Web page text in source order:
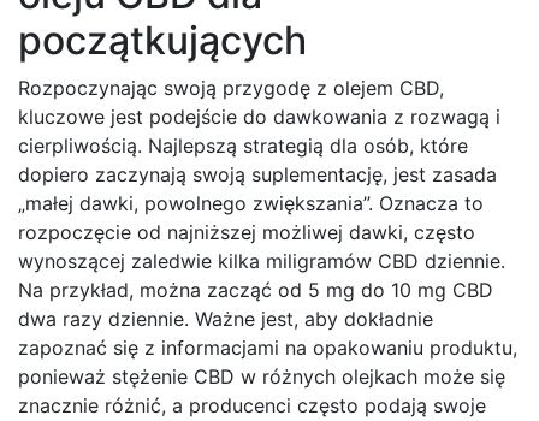
początkujących
Rozpoczynając swoją przygodę z olejem CBD,
kluczowe jest podejście do dawkowania z rozwagą i
cierpliwością. Najlepszą strategią dla osób, które
dopiero zaczynają swoją suplementację, jest zasada
„małej dawki, powolnego zwiększania”. Oznacza to
rozpoczęcie od najniższej możliwej dawki, często
wynoszącej zaledwie kilka miligramów CBD dziennie.
Na przykład, można zacząć od 5 mg do 10 mg CBD
dwa razy dziennie. Ważne jest, aby dokładnie
zapoznać się z informacjami na opakowaniu produktu,
ponieważ stężenie CBD w różnych olejkach może się
znacznie różnić, a producenci często podają swoje